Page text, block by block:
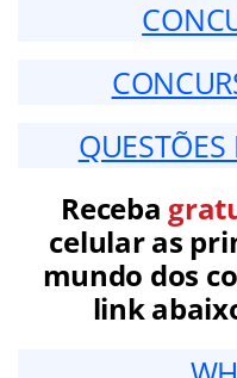
Receba
celular as
mundo dos
link